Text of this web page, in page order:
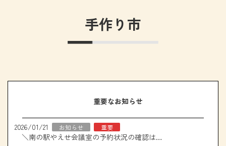
手作り市
重要なお知らせ
2026/01/21 お知らせ 重要
＼南の駅やえせ会議室の予約状況の確認はこちら！／